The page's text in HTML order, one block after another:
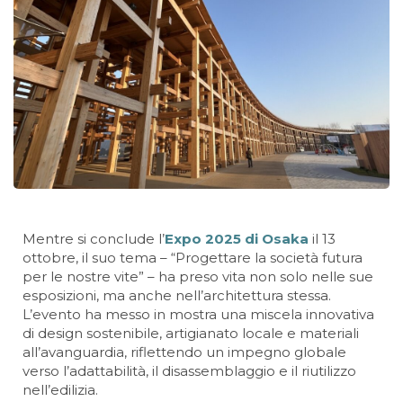
Mentre si conclude l’Expo 2025 di Osaka il 13
ottobre, il suo tema – “Progettare la società futura
per le nostre vite” – ha preso vita non solo nelle sue
esposizioni, ma anche nell’architettura stessa.
L’evento ha messo in mostra una miscela innovativa
di design sostenibile, artigianato locale e materiali
all’avanguardia, riflettendo un impegno globale
verso l’adattabilità, il disassemblaggio e il riutilizzo
nell’edilizia.